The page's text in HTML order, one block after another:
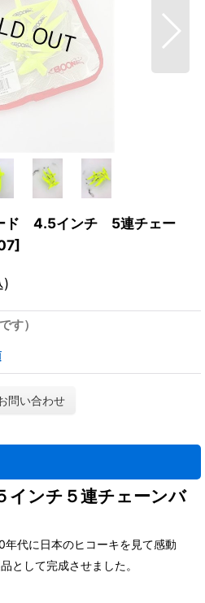
ド 4.5インチ 5連チェー
]
)
す）
問い合わせ
インチ５連チェーンバ
代に日本のヒコーキを見て感動
として完成させました。